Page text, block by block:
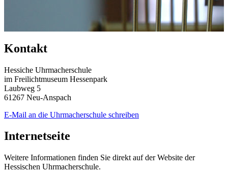
Kontakt
Hessiche Uhrmacherschule
im Freilichtmuseum Hessenpark
Laubweg 5
61267 Neu-Anspach
E-Mail an die Uhrmacherschule schreiben
Internetseite
Weitere Informationen finden Sie direkt auf der Website der
Hessischen Uhrmacherschule.